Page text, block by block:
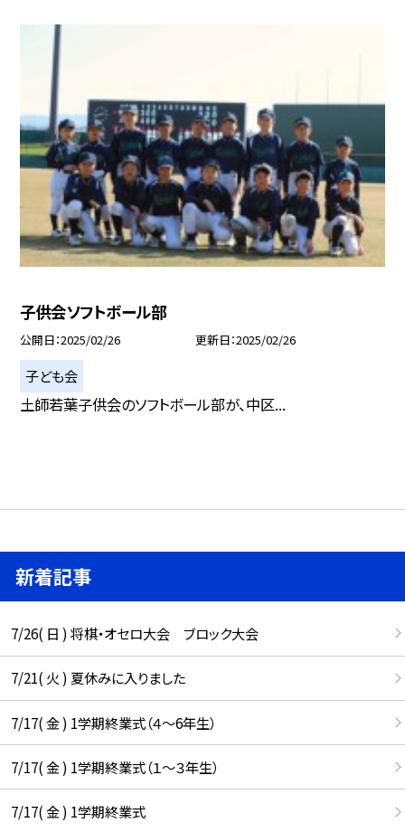
子供会ソフトボール部
公開日 2025/02/26 更新日 2025/02/26
子ども会
土師若葉子供会のソフトボール部が、中区...
新着記事
7/26( 日 ) 将棋・オセロ大会 ブロック大会
7/21( 火 ) 夏休みに入りました
7/17( 金 ) 1学期終業式（４～6年生）
7/17( 金 ) 1学期終業式（１～３年生）
7/17( 金 ) 1学期終業式